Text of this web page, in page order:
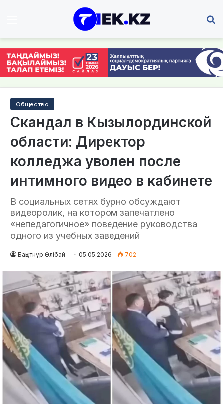
Общество
Скандал в Кызылординской
области: Директор
колледжа уволен после
интимного видео в кабинете
В социальных сетях бурно обсуждают
видеоролик, на котором запечатлено
«непедагогичное» поведение руководства
одного из учебных заведений
Бақытнұр Әлібай 05.05.2026 702